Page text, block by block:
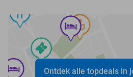
Ontdek alle topdeals in